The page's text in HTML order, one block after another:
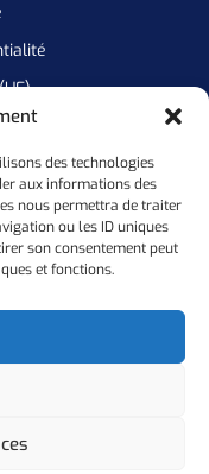
des technologies
aux informations des
nous permettra de traiter
ou les ID uniques
son consentement peut
et fonctions.
Manquer Aucune De
Ok
By Elixir Lab